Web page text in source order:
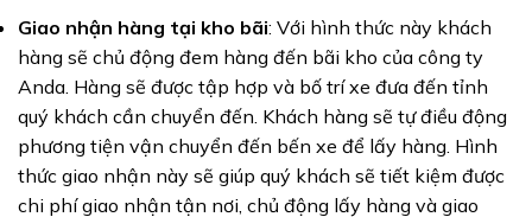
Giao nhận hàng tại kho bãi: Với hình thức này khách
hàng sẽ chủ động đem hàng đến bãi kho của công ty
Anda. Hàng sẽ được tập hợp và bố trí xe đưa đến tỉnh
quý khách cần chuyển đến. Khách hàng sẽ tự điều động
phương tiện vận chuyển đến bến xe để lấy hàng. Hình
thức giao nhận này sẽ giúp quý khách sẽ tiết kiệm được
chi phí giao nhận tận nơi, chủ động lấy hàng và giao